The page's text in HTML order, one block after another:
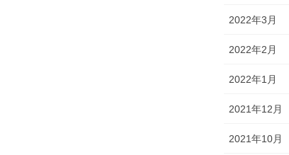
2022年3月
2022年2月
2022年1月
2021年12月
2021年10月